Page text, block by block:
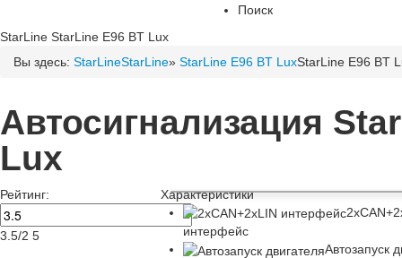
Поиск
StarLine StarLine E96 BT Lux
Вы здесь: StarLineStarLine» StarLine E96 BT LuxStarLine E96 BT
Автосигнализация
Lux
Рейтинг:
3.5/2 5
Характеристики
интерфейс
Автозапуск